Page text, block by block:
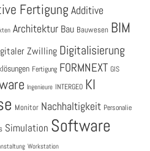
Fertigung Additive
Architektur Bau Bauwesen BIM
Zwilling Digitalisierung
Fertigung FORMNEXT GIS
Ingenieure INTERGEO KI
Monitor Nachhaltigkeit Personalie
Simulation Software
Workstation